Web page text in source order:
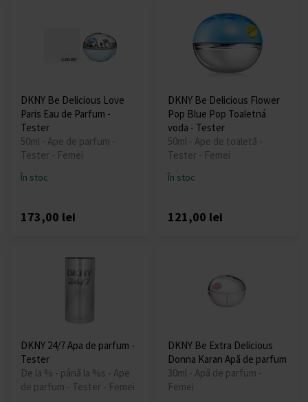
DKNY Be Delicious Love
Paris Eau de Parfum -
Tester
50ml - Ape de parfum -
Tester - Femei
În stoc
173,00 lei
DKNY Be Delicious Flower
Pop Blue Pop Toaletná
voda - Tester
50ml - Ape de toaletă -
Tester - Femei
În stoc
121,00 lei
DKNY 24/7 Apa de parfum -
Tester
De la % - până la %s - Ape
de parfum - Tester - Femei
DKNY Be Extra Delicious
Donna Karan Apă de parfum
30ml - Apă de parfum -
Femei